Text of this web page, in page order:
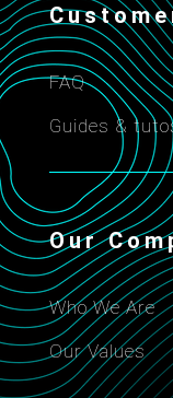
FAQ
Guides &
Our
Who We Are
Our Values